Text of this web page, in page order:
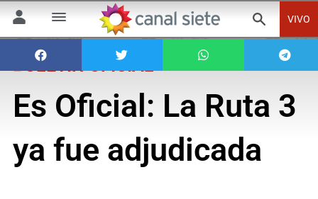
VIVO
BOLETÍN OFICIAL
Es Oficial: La Ruta 3
ya fue adjudicada